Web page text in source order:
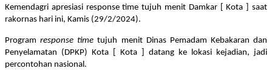
Kemendagri apresiasi response time tujuh menit Damkar [ Kota ] saat
rakornas hari ini, Kamis (29/2/2024).
Programresponse time tujuh menit Dinas Pemadam Kebakaran dan
Penyelamatan (DPKP) Kota [ Kota ] datang ke lokasi kejadian, jadi
percontohan nasional.